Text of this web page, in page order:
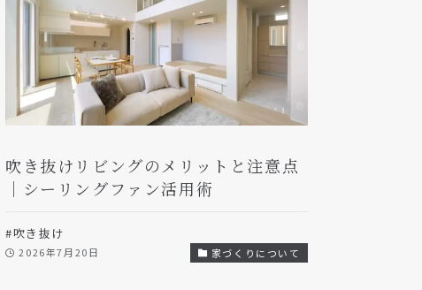
吹き抜けリビングのメリットと注意点
｜シーリングファン活用術
#吹き抜け
2026年7月20日 家づくりについて